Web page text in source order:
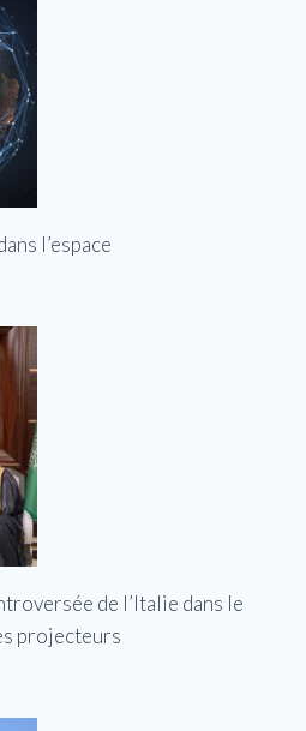
l’espace
de l’Italie dans le
projecteurs